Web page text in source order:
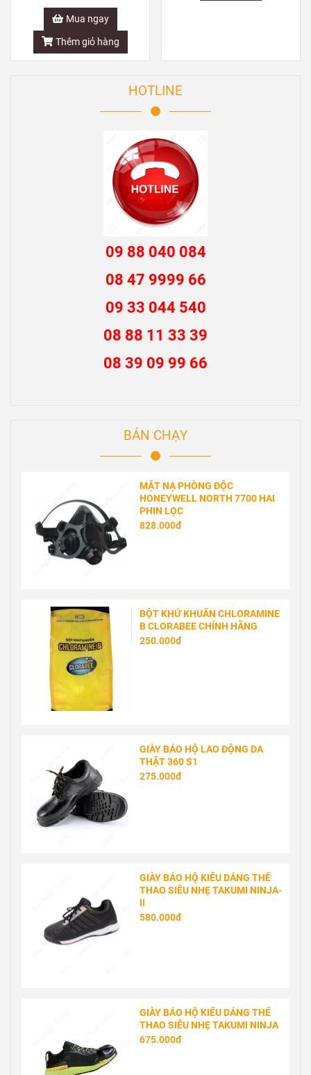
Mua ngay
Thêm giỏ hàng
HOTLINE
09 88 040 084
08 47 9999 66
09 33 044 540
08 88 11 33 39
08 39 09 99 66
BÁN CHẠY
MẶT NẠ PHÒNG ĐỘC
HONEYWELL NORTH 7700 HAI
PHIN LỌC
828.000đ
BỘT KHỬ KHUẨN CHLORAMINE
B CLORABEE CHÍNH HÃNG
250.000đ
GIÀY BẢO HỘ LAO ĐỘNG DA
THẬT 360 S1
275.000đ
GIÀY BẢO HỘ KIỂU DÁNG THỂ
THAO SIÊU NHẸ TAKUMI NINJA-
II
580.000đ
GIÀY BẢO HỘ KIỂU DÁNG THỂ
THAO SIÊU NHẸ TAKUMI NINJA
675.000đ